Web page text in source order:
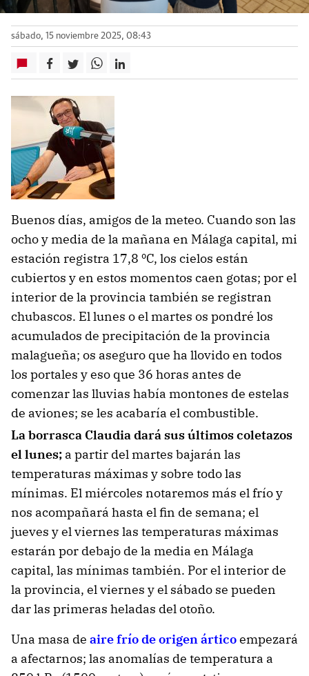
sábado, 15 noviembre 2025, 08:43
Buenos días, amigos de la meteo. Cuando son las
ocho y media de la mañana en Málaga capital, mi
estación registra 17,8 ºC, los cielos están
cubiertos y en estos momentos caen gotas; por el
interior de la provincia también se registran
chubascos. El lunes o el martes os pondré los
acumulados de precipitación de la provincia
malagueña; os aseguro que ha llovido en todos
los portales y eso que 36 horas antes de
comenzar las lluvias había montones de estelas
de aviones; se les acabaría el combustible.
La borrasca Claudia dará sus últimos coletazos
el lunes; a partir del martes bajarán las
temperaturas máximas y sobre todo las
mínimas. El miércoles notaremos más el frío y
nos acompañará hasta el fin de semana; el
jueves y el viernes las temperaturas máximas
estarán por debajo de la media en Málaga
capital, las mínimas también. Por el interior de
la provincia, el viernes y el sábado se pueden
dar las primeras heladas del otoño.
Una masa de aire frío de origen árticoempezará
a afectarnos; las anomalías de temperatura a